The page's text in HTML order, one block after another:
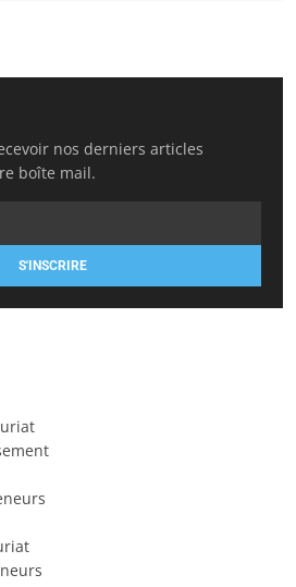
nos derniers articles
boîte mail.
S'INSCRIRE